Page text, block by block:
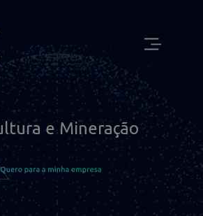
e Mineração